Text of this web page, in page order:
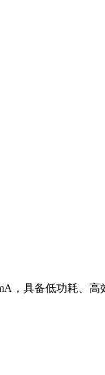
，具备低功耗、